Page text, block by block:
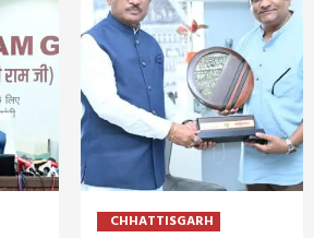
CHHATTISGARH